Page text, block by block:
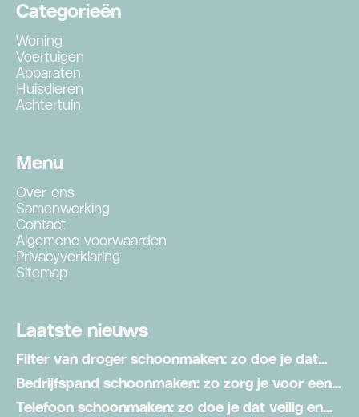
Categorieën
Woning
Voertuigen
Apparaten
Huisdieren
Achtertuin
Menu
Over ons
Samenwerking
Contact
Algemene voorwaarden
Privacyverklaring
Sitemap
Laatste nieuws
Filter van droger schoonmaken: zo doe je dat
stap voor stap
Bedrijfspand schoonmaken: zo zorg je voor een
schone werkomgeving
Telefoon schoonmaken: zo doe je dat veilig en